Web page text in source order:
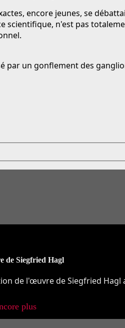
encore jeunes, se
n'est pas
par un gonflement des
de Siegfried Hagl
de l'œuvre de Siegfried Hagl
plus